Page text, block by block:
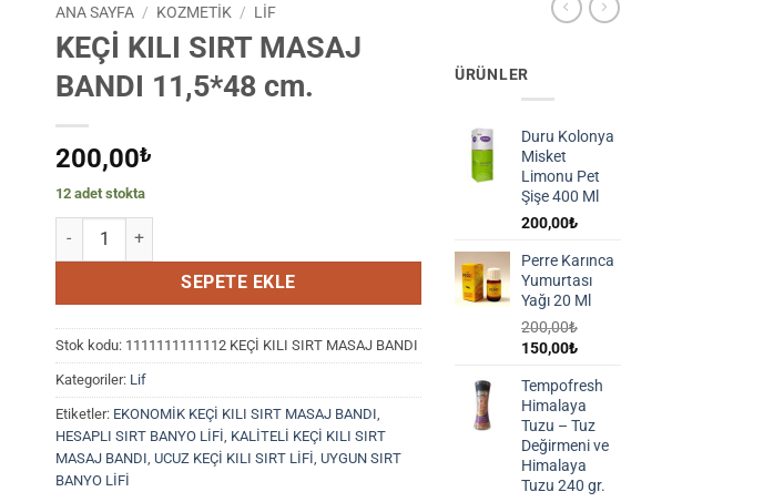
ANA SAYFA / KOZMETİK / LIF
KEÇİ KILI SIRT MASAJ
BANDI 11,5*48 cm.
200,00₺
12 adet stokta
KEÇİ KILI SIRT MASAJ BANDI 11,5*48 cm. adet
SEPETE EKLE
Stok kodu: 1111111111112 KEÇİ KILI SIRT MASAJ BANDI
Kategoriler: Lif
Etiketler: EKONOMİK KEÇİ KILI SIRT MASAJ BANDI
HESAPLI SIRT BANYO LİFİ KALİTELİ KEÇİ KILI SIRT
MASAJ BANDI UCUZ KEÇİ KILI SIRT LİFİ UYGUN SIRT
BANYO LİFİ
ÜRÜNLER
Duru Kolonya
Misket
Limonu Pet
Şişe 400 Ml
200,00₺
Perre Karınca
Yumurtası
Yağı 20 Ml
200,00₺
Orijinal
200,00₺.
150,00₺Şu
fiyat:
150,00₺.
Tempofresh
Himalaya
Tuzu – Tuz
Değirmeni ve
Himalaya
Tuzu 240 gr.